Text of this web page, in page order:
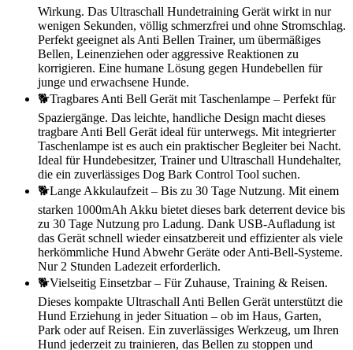
Wirkung. Das Ultraschall Hundetraining Gerät wirkt in nur
wenigen Sekunden, völlig schmerzfrei und ohne Stromschlag.
Perfekt geeignet als Anti Bellen Trainer, um übermäßiges
Bellen, Leinenziehen oder aggressive Reaktionen zu
korrigieren. Eine humane Lösung gegen Hundebellen für
junge und erwachsene Hunde.
🐕Tragbares Anti Bell Gerät mit Taschenlampe – Perfekt für
Spaziergänge. Das leichte, handliche Design macht dieses
tragbare Anti Bell Gerät ideal für unterwegs. Mit integrierter
Taschenlampe ist es auch ein praktischer Begleiter bei Nacht.
Ideal für Hundebesitzer, Trainer und Ultraschall Hundehalter,
die ein zuverlässiges Dog Bark Control Tool suchen.
🐕Lange Akkulaufzeit – Bis zu 30 Tage Nutzung. Mit einem
starken 1000mAh Akku bietet dieses bark deterrent device bis
zu 30 Tage Nutzung pro Ladung. Dank USB-Aufladung ist
das Gerät schnell wieder einsatzbereit und effizienter als viele
herkömmliche Hund Abwehr Geräte oder Anti-Bell-Systeme.
Nur 2 Stunden Ladezeit erforderlich.
🐕Vielseitig Einsetzbar – Für Zuhause, Training & Reisen.
Dieses kompakte Ultraschall Anti Bellen Gerät unterstützt die
Hund Erziehung in jeder Situation – ob im Haus, Garten,
Park oder auf Reisen. Ein zuverlässiges Werkzeug, um Ihren
Hund jederzeit zu trainieren, das Bellen zu stoppen und